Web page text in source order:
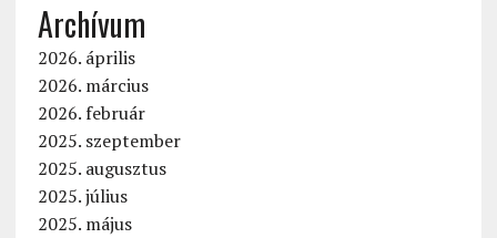
Archívum
2026. április
2026. március
2026. február
2025. szeptember
2025. augusztus
2025. július
2025. május